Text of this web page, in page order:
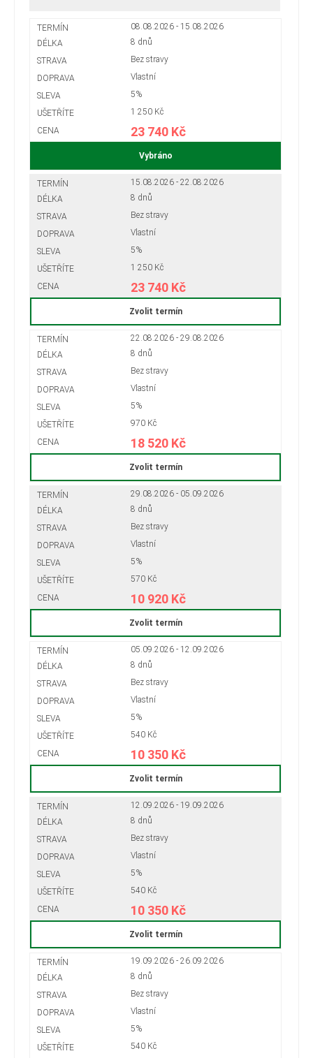
08.08.2026 - 15.08.2026
8 dnů
Bez stravy
Vlastní
5%
1 250 Kč
23 740 Kč
Vybráno
15.08.2026 - 22.08.2026
8 dnů
Bez stravy
Vlastní
5%
1 250 Kč
23 740 Kč
Zvolit termín
22.08.2026 - 29.08.2026
8 dnů
Bez stravy
Vlastní
5%
970 Kč
18 520 Kč
Zvolit termín
29.08.2026 - 05.09.2026
8 dnů
Bez stravy
Vlastní
5%
570 Kč
10 920 Kč
Zvolit termín
05.09.2026 - 12.09.2026
8 dnů
Bez stravy
Vlastní
5%
540 Kč
10 350 Kč
Zvolit termín
12.09.2026 - 19.09.2026
8 dnů
Bez stravy
Vlastní
5%
540 Kč
10 350 Kč
Zvolit termín
19.09.2026 - 26.09.2026
8 dnů
Bez stravy
Vlastní
5%
540 Kč